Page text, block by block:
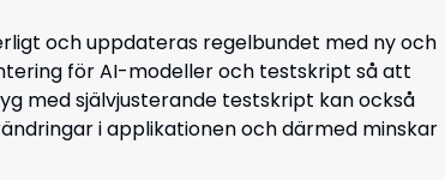
och uppdateras regelbundet med ny och
för AI-modeller och testskript så att
med självjusterande testskript kan också
i applikationen och därmed minskar